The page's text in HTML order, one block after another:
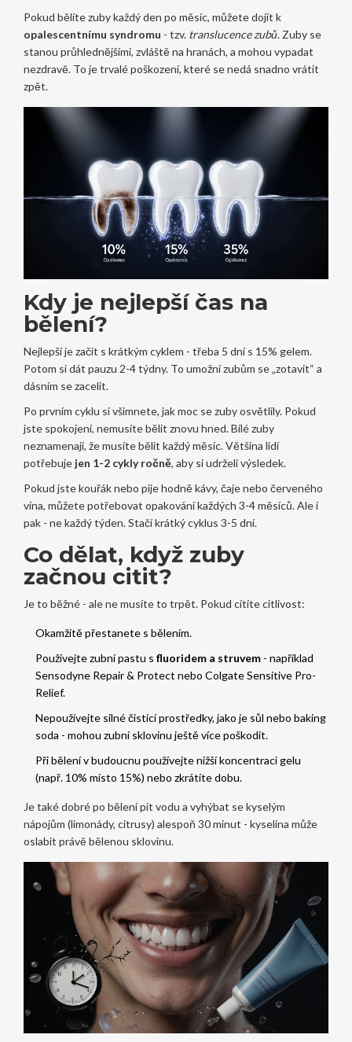
Pokud bělíte zuby každý den po měsíc, můžete dojít k
opalescentnímu syndromu - tzv. translucence zubů. Zuby se
stanou průhlednějšími, zvláště na hranách, a mohou vypadat
nezdravě. To je trvalé poškození, které se nedá snadno vrátit
zpět.
Kdy je nejlepší čas na
bělení?
Nejlepší je začít s krátkým cyklem - třeba 5 dní s 15% gelem.
Potom si dát pauzu 2-4 týdny. To umožní zubům se „zotavit“ a
dásním se zacelit.
Po prvním cyklu si všimnete, jak moc se zuby osvětlily. Pokud
jste spokojení, nemusíte bělit znovu hned. Bílé zuby
neznamenají, že musíte bělit každý měsíc. Většina lidí
potřebuje jen 1-2 cykly ročně, aby si udrželi výsledek.
Pokud jste kouřák nebo pije hodně kávy, čaje nebo červeného
vína, můžete potřebovat opakování každých 3-4 měsíců. Ale i
pak - ne každý týden. Stačí krátký cyklus 3-5 dní.
Co dělat, když zuby
začnou citit?
Je to běžné - ale ne musíte to trpět. Pokud cítíte citlivost:
Okamžitě přestanete s bělením.
Používejte zubní pastu s fluoridem a struvem- například
Sensodyne Repair & Protect nebo Colgate Sensitive Pro-
Relief.
Nepoužívejte silné čisticí prostředky, jako je sůl nebo baking
soda - mohou zubní sklovinu ještě více poškodit.
Při bělení v budoucnu používejte nižší koncentraci gelu
(např. 10% místo 15%) nebo zkrátíte dobu.
Je také dobré po bělení pít vodu a vyhýbat se kyselým
nápojům (limonády, citrusy) alespoň 30 minut - kyselina může
oslabit právě bělenou sklovinu.